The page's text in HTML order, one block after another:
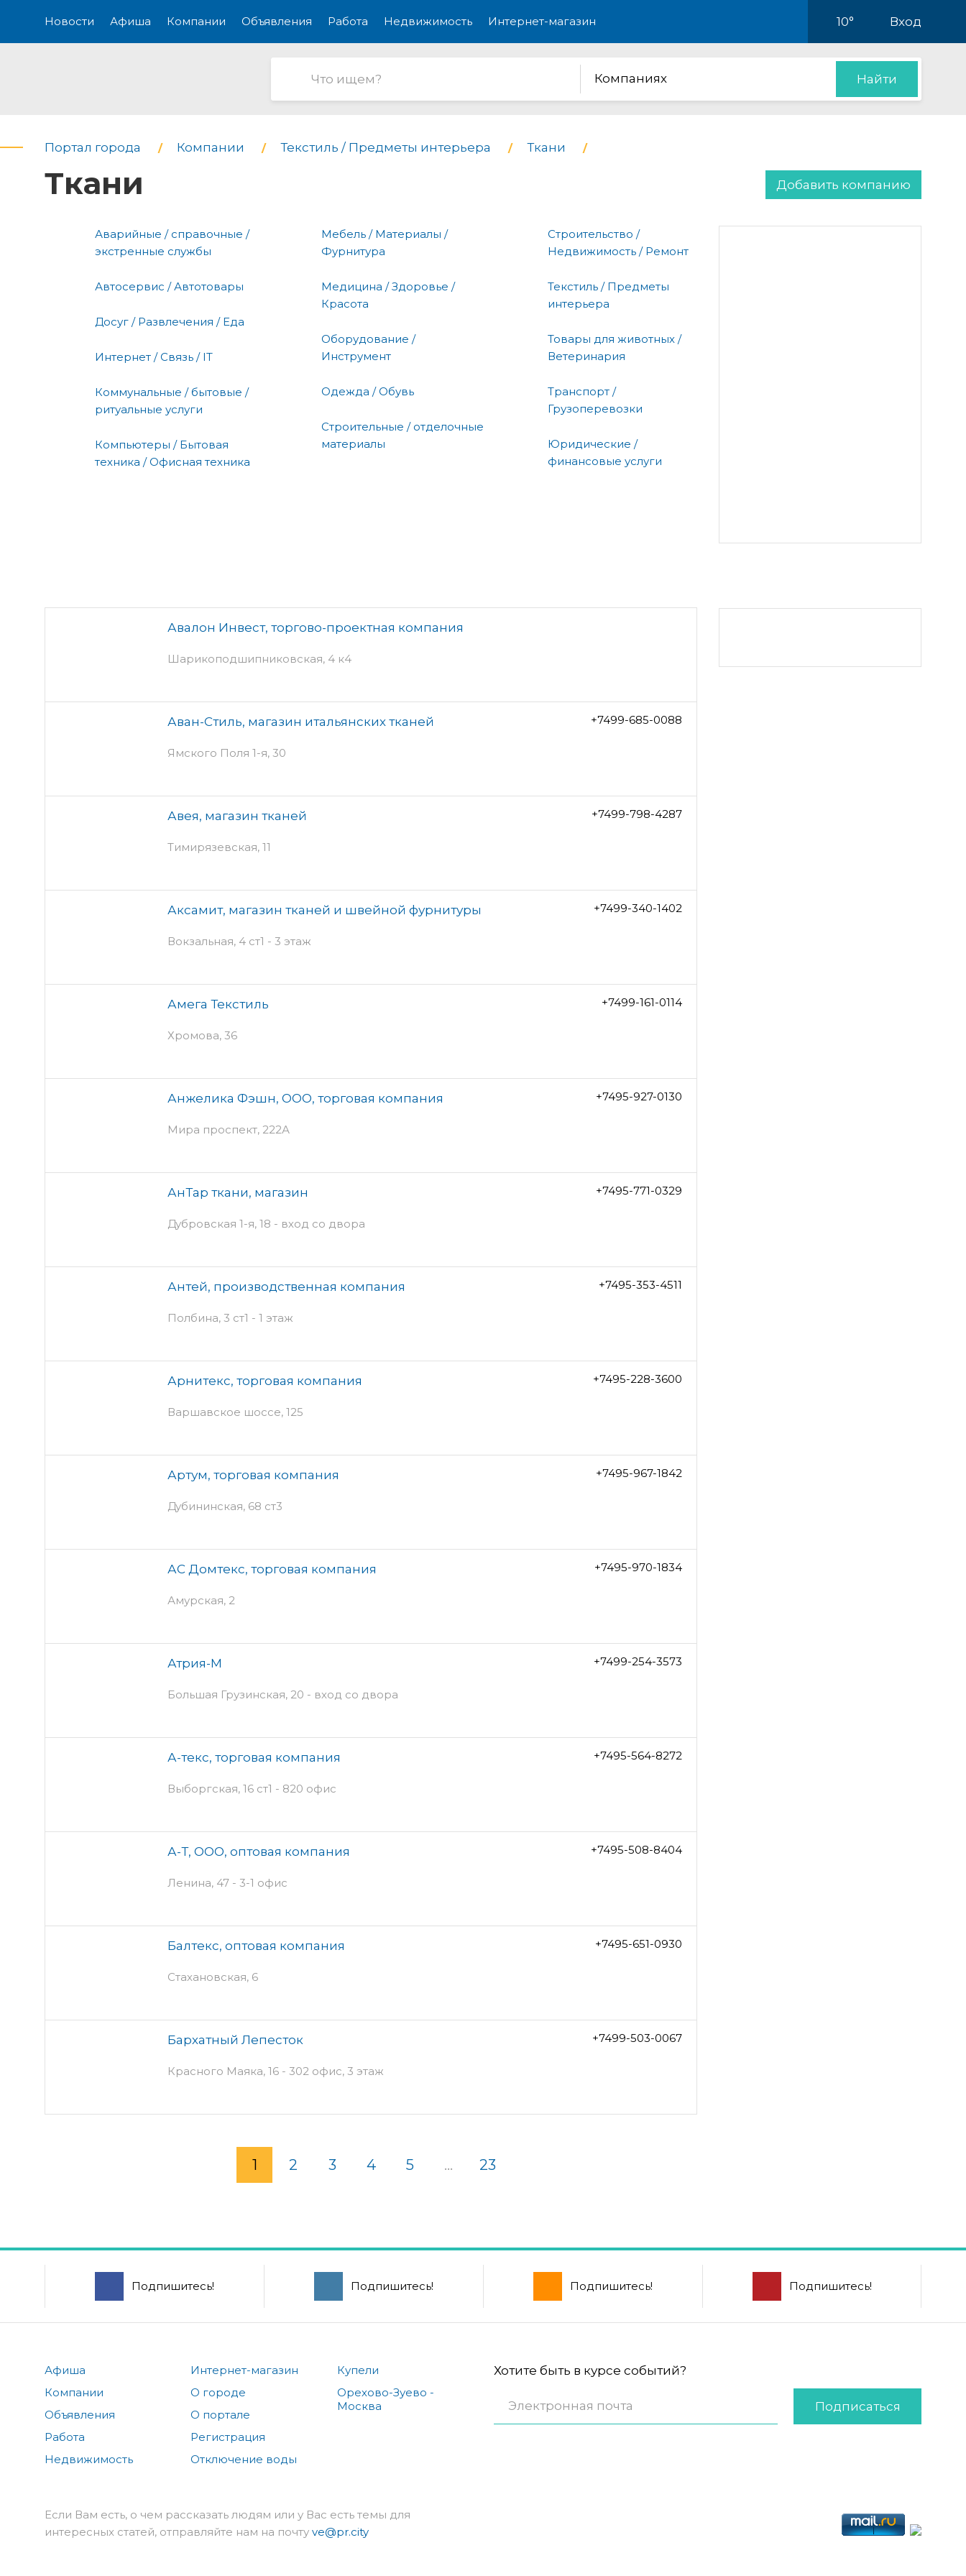
Новости Афиша Компании Объявления Работа Недвижимость Интернет-магазин 10° Вход
Компаниях Найти
Портал города Компании Текстиль / Предметы интерьера Ткани
Ткани Добавить компанию
Аварийные / справочные /
экстренные службы
Автосервис / Автотовары
Досуг / Развлечения / Еда
Интернет / Связь / IT
Коммунальные / бытовые /
ритуальные услуги
Компьютеры / Бытовая
техника / Офисная техника
Мебель / Материалы /
Фурнитура
Медицина / Здоровье /
Красота
Оборудование /
Инструмент
Одежда / Обувь
Строительные / отделочные
материалы
Строительство /
Недвижимость / Ремонт
Текстиль / Предметы
интерьера
Товары для животных /
Ветеринария
Транспорт /
Грузоперевозки
Юридические /
финансовые услуги
Авалон Инвест, торгово-проектная компания
Шарикоподшипниковская, 4 к4
Аван-Стиль, магазин итальянских тканей
Ямского Поля 1-я, 30
+7499-685-0088
Авея, магазин тканей
Тимирязевская, 11
+7499-798-4287
Аксамит, магазин тканей и швейной фурнитуры
Вокзальная, 4 ст1 - 3 этаж
+7499-340-1402
Амега Текстиль
Хромова, 36
+7499-161-0114
Анжелика Фэшн, ООО, торговая компания
Мира проспект, 222А
+7495-927-0130
АнТар ткани, магазин
Дубровская 1-я, 18 - вход со двора
+7495-771-0329
Антей, производственная компания
Полбина, 3 ст1 - 1 этаж
+7495-353-4511
Арнитекс, торговая компания
Варшавское шоссе, 125
+7495-228-3600
Артум, торговая компания
Дубининская, 68 ст3
+7495-967-1842
АС Домтекс, торговая компания
Амурская, 2
+7495-970-1834
Атрия-М
Большая Грузинская, 20 - вход со двора
+7499-254-3573
А-текс, торговая компания
Выборгская, 16 ст1 - 820 офис
+7495-564-8272
А-Т, ООО, оптовая компания
Ленина, 47 - 3-1 офис
+7495-508-8404
Балтекс, оптовая компания
Стахановская, 6
+7495-651-0930
Бархатный Лепесток
Красного Маяка, 16 - 302 офис, 3 этаж
+7499-503-0067
1 2 3 4 5 ... 23
Подпишитесь! Подпишитесь! Подпишитесь! Подпишитесь!
Афиша
Компании
Объявления
Работа
Недвижимость
Интернет-магазин
О городе
О портале
Регистрация
Отключение воды
Купели
Орехово-Зуево -
Москва
Хотите быть в курсе событий?
Подписаться
Если Вам есть, о чем рассказать людям или у Вас есть темы для
интересных статей, отправляйте нам на почту ve@pr.city